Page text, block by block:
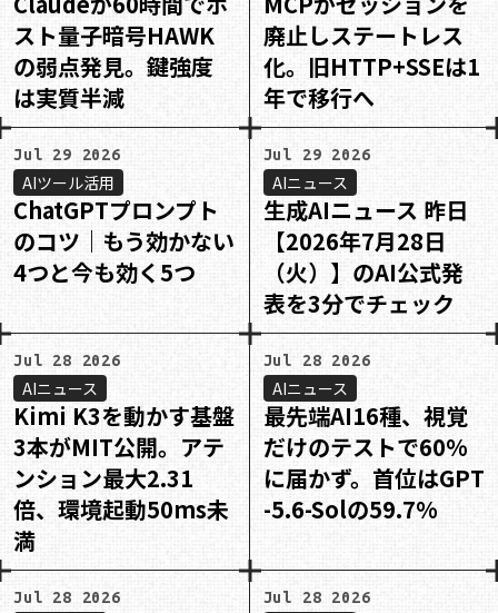
スト量子暗号HAWK
の弱点発見。鍵強度
は実質半減
廃止しステートレス
化。旧HTTP+SSEは1
年で移行へ
Jul 29 2026
AIツール活用
ChatGPTプロンプト
のコツ｜もう効かない
4つと今も効く5つ
Jul 29 2026
AIニュース
生成AIニュース 昨日
【2026年7月28日
（火）】のAI公式発
表を3分でチェック
Jul 28 2026
AIニュース
Kimi K3を動かす基盤
3本がMIT公開。アテ
ンション最大2.31
倍、環境起動50ms未
満
Jul 28 2026
AIニュース
最先端AI16種、視覚
だけのテストで60%
に届かず。首位はGPT
-5.6-Solの59.7%
Jul 28 2026 Jul 28 2026